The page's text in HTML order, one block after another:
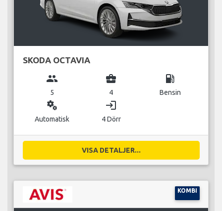
SKODA OCTAVIA
group
5
business_center
4
local_gas_station
Bensin
miscellaneous_services
Automatisk
login
4 Dörr
VISA DETALJER...
KOMBI